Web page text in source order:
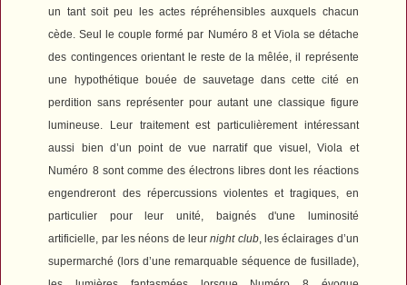
un tant soit peu les actes répréhensibles auxquels chacun
cède. Seul le couple formé par Numéro 8 et Viola se détache
des contingences orientant le reste de la mêlée, il représente
une hypothétique bouée de sauvetage dans cette cité en
perdition sans représenter pour autant une classique figure
lumineuse. Leur traitement est particulièrement intéressant
aussi bien d’un point de vue narratif que visuel, Viola et
Numéro 8 sont comme des électrons libres dont les réactions
engendreront des répercussions violentes et tragiques, en
particulier pour leur unité, baignés d'une luminosité
artificielle, par les néons de leurnight club, les éclairages d’un
supermarché (lors d’une remarquable séquence de fusillade),